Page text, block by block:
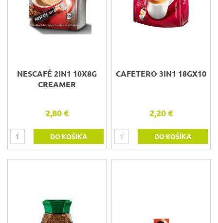
NESCAFÉ 2IN1 10X8G
CREAMER
2,80 €
DO KOŠÍKA
CAFETERO 3IN1 18GX10
2,20 €
DO KOŠÍKA